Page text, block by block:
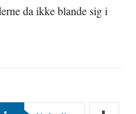
da ikke blande sig i